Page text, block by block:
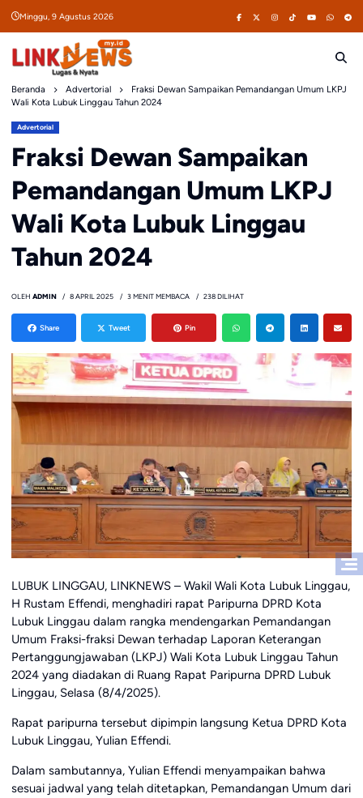
Minggu, 9 Agustus 2026
Beranda Advertorial
Fraksi Dewan Sampaikan Pemandangan Umum LKPJ
Wali Kota Lubuk Linggau Tahun 2024
Advertorial
Fraksi Dewan Sampaikan
Pemandangan Umum LKPJ
Wali Kota Lubuk Linggau
Tahun 2024
OLEH ADMIN 8 APRIL 2025 3 MENIT MEMBACA 238 DILIHAT
Share Tweet Pin
LUBUK LINGGAU, LINKNEWS – Wakil Wali Kota Lubuk Linggau,
H Rustam Effendi, menghadiri rapat Paripurna DPRD Kota
Lubuk Linggau dalam rangka mendengarkan Pemandangan
Umum Fraksi-fraksi Dewan terhadap Laporan Keterangan
Pertanggungjawaban (LKPJ) Wali Kota Lubuk Linggau Tahun
2024 yang diadakan di Ruang Rapat Paripurna DPRD Lubuk
Linggau, Selasa (8/4/2025).
Rapat paripurna tersebut dipimpin langsung Ketua DPRD Kota
Lubuk Linggau, Yulian Effendi.
Dalam sambutannya, Yulian Effendi menyampaikan bahwa
sesuai jadwal yang telah ditetapkan, Pemandangan Umum dari